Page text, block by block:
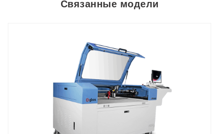
Связанные модели